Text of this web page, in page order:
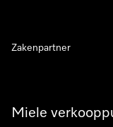
Miele
Zakenpartner